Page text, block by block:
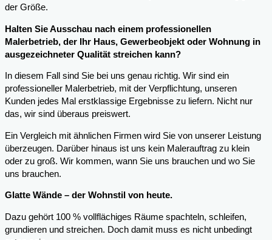
der Größe.
Halten Sie Ausschau nach einem professionellen
Malerbetrieb, der Ihr Haus, Gewerbeobjekt oder Wohnung in
ausgezeichneter Qualität streichen kann?
In diesem Fall sind Sie bei uns genau richtig. Wir sind ein
professioneller Malerbetrieb, mit der Verpflichtung, unseren
Kunden jedes Mal erstklassige Ergebnisse zu liefern. Nicht nur
das, wir sind überaus preiswert.
Ein Vergleich mit ähnlichen Firmen wird Sie von unserer Leistung
überzeugen. Darüber hinaus ist uns kein Malerauftrag zu klein
oder zu groß. Wir kommen, wann Sie uns brauchen und wo Sie
uns brauchen.
Glatte Wände – der Wohnstil von heute.
Dazu gehört 100 % vollflächiges Räume spachteln, schleifen,
grundieren und streichen. Doch damit muss es nicht unbedingt